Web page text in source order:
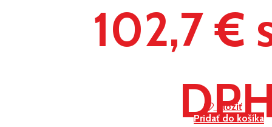
Uložiť
Pridať do košíka
102,7 €